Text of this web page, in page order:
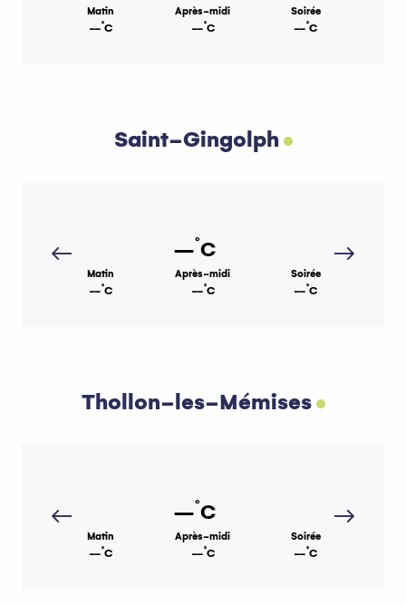
Matin
--°C
Après-midi
--°C
Soirée
--°C
Saint-Gingolph
--°C
Matin
--°C
Après-midi
--°C
Soirée
--°C
Thollon-les-Mémises
--°C
Matin
--°C
Après-midi
--°C
Soirée
--°C